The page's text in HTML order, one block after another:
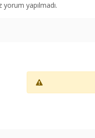
yorum yapılmadı.